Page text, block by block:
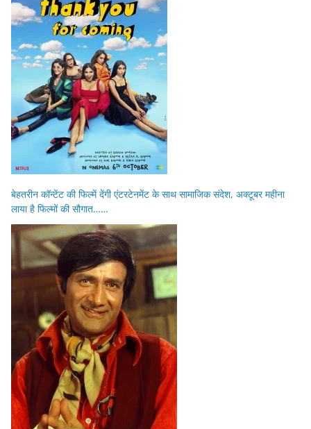
बेहतरीन कॉन्टेंट की फिल्में देंगी एंटरटेनमेंट के साथ सामाजिक संदेश, अक्टूबर महीना
लाया है फिल्मों की सौगात……